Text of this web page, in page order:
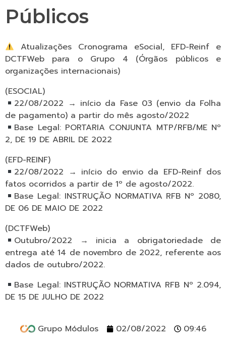
Públicos
Atualizações Cronograma eSocial, EFD-Reinf e
DCTFWeb para o Grupo 4 (Órgãos públicos e
organizações internacionais)
(ESOCIAL)
22/08/2022 → início da Fase 03 (envio da Folha
de pagamento) a partir do mês agosto/2022
Base Legal: PORTARIA CONJUNTA MTP/RFB/ME Nº
2, DE 19 DE ABRIL DE 2022
(EFD-REINF)
22/08/2022 → início do envio da EFD-Reinf dos
fatos ocorridos a partir de 1º de agosto/2022.
Base Legal: INSTRUÇÃO NORMATIVA RFB Nº 2080,
DE 06 DE MAIO DE 2022
(DCTFWeb)
Outubro/2022 → inicia a obrigatoriedade de
entrega até 14 de novembro de 2022, referente aos
dados de outubro/2022.
Base Legal: INSTRUÇÃO NORMATIVA RFB Nº 2.094,
DE 15 DE JULHO DE 2022
Grupo Módulos 02/08/2022 09:46